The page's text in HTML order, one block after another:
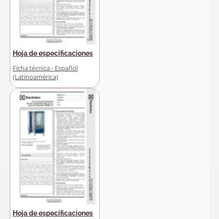
Hoja de especificaciones
Ficha técnica - Español
(Latinoamérica)
Hoja de especificaciones